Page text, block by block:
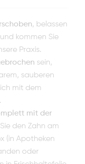
, belassen
kommen Sie
Praxis.
sein,
sauberen
mit dem
mit der
den Zahn am
(in Apotheken
oder